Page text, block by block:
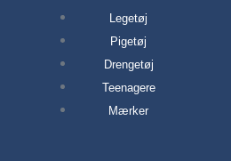
Legetøj
Pigetøj
Drengetøj
Teenagere
Mærker